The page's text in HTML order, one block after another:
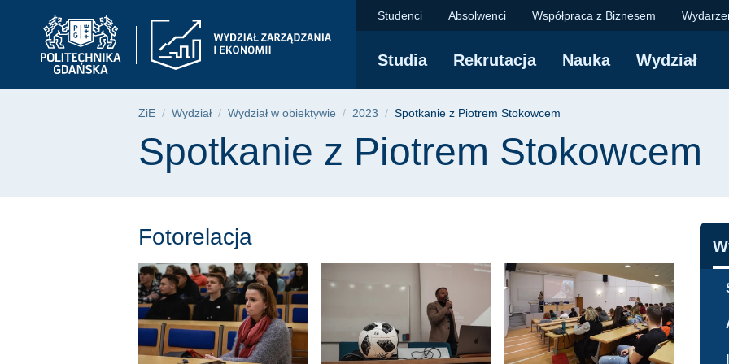
głównego
wyszukiwarki
Spotkanie z Piotrem Stokowcem |
Studenci Absolwenci Współpraca z Biznesem
Studia Rekrutacja Nauka Wydział
Ścieżka nawigacyjna
ZiE Wydział Wydział w obiektywie 2023 Spotkanie z Piotrem Stokowcem
Treść strony
Spotkanie z Piotrem Stokowcem
Fotorelacja